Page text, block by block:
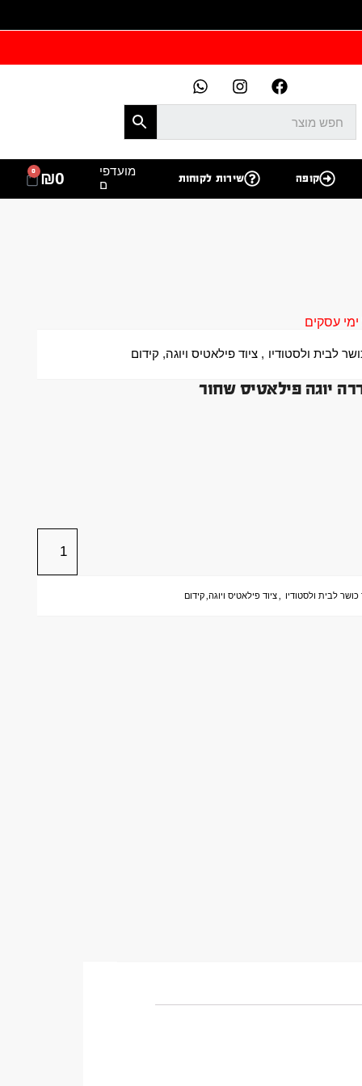
קופה שירות לקוחות
מועדפי
ם
₪0
0
לבית ולסטודיו ,ציוד פילאטיס ויוגה, קידום
כושר לבית ולסטודיו ,ציוד פילאטיס ויוגה,קידום